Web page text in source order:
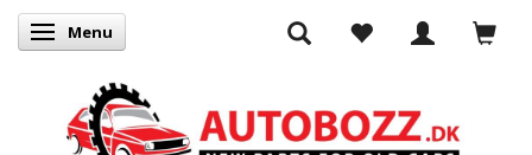
Skifte navigation
Menu